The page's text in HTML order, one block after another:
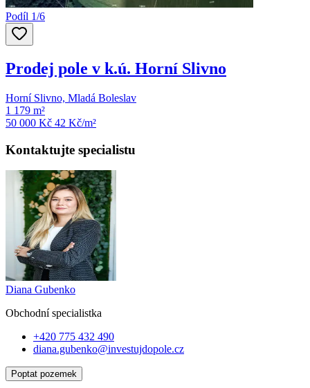
Podíl 1/6
Prodej pole v k.ú. Horní Slivno
Horní Slivno, Mladá Boleslav
1 179 m²
50 000 Kč 42 Kč/m²
Kontaktujte specialistu
Diana Gubenko
Obchodní specialistka
+420 775 432 490
diana.gubenko@investujdopole.cz
Poptat pozemek